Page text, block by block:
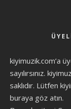
kiyimuzik.com’a
sayılırsınız.
saklıdır. Lütfen
buraya göz atın.